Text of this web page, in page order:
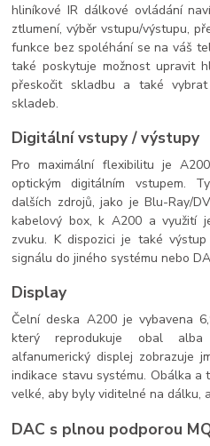
hliníkové IR dálkové ovládání
ztlumení, výběr vstupu/výstupu,
funkce bez spoléhání se na váš
také poskytuje možnost upravit
přeskočit skladbu a také
skladeb.
Digitální vstupy / výstupy
Pro maximální flexibilitu je
optickým digitálním vstupem.
dalších zdrojů, jako je Blu-Ray/
kabelový box, k A200 a využití
zvuku. K dispozici je také
signálu do jiného systému nebo
Display
Čelní deska A200 je vybavena
který reprodukuje obal
alfanumerický displej zobrazuje
indikace stavu systému. Obálka
velké, aby byly viditelné na dálku,
DAC s plnou podporou